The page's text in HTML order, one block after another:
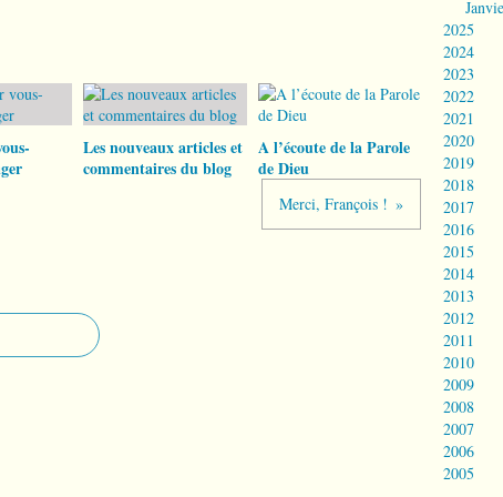
Les nouveaux articles et
commentaires du blog
A l’écoute de la Parole
de Dieu
Merci, François !
2025
2024
2023
2022
2021
2020
2019
2018
2017
2016
2015
2014
2013
2012
2011
2010
2009
2008
2007
2006
2005